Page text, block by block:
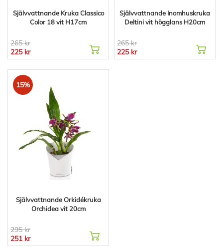
Självvattnande Kruka Classico
Color 18 vit H17cm
265 kr
225 kr
Självvattnande Inomhuskruka
Deltini vit högglans H20cm
265 kr
225 kr
15%
Självvattnande Orkidékruka
Orchidea vit 20cm
295 kr
251 kr